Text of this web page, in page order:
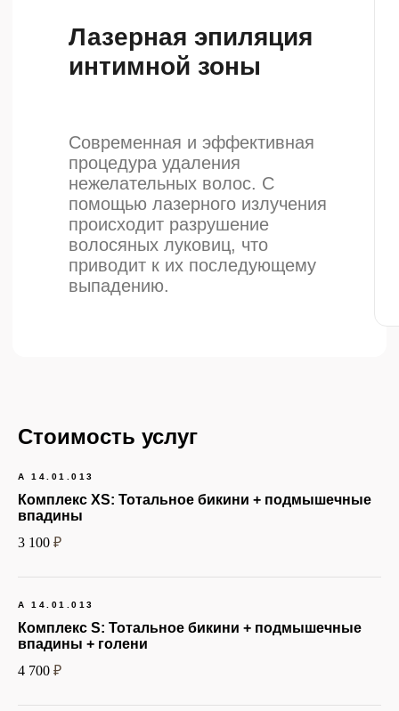
Стоимость услуг
А 14.01.013
Комплекс XS: Тотальное бикини + подмышечные
впадины
3 100 ₽
А 14.01.013
Комплекс S: Тотальное бикини + подмышечные
впадины + голени
4 700 ₽
Показания и
противопоказания